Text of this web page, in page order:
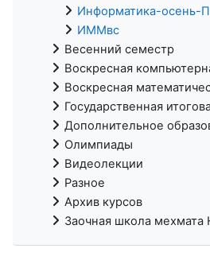
Информатика-осень-
ИММвс
Весенний семестр
Воскресная
Воскресная
Государственная
Дополнительное
Олимпиады
Видеолекции
Разное
Архив курсов
Заочная школа